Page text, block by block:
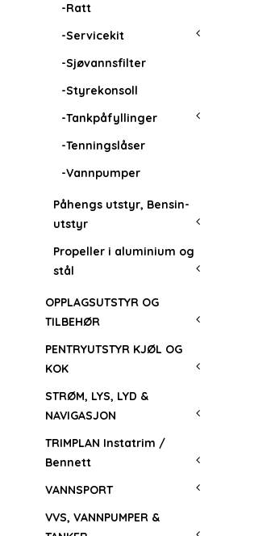
-Ratt
-Servicekit
-Sjøvannsfilter
-Styrekonsoll
-Tankpåfyllinger
-Tenningslåser
-Vannpumper
Påhengs utstyr, Bensin-
utstyr
Propeller i aluminium og
stål
OPPLAGSUTSTYR OG
TILBEHØR
PENTRYUTSTYR KJØL OG
KOK
STRØM, LYS, LYD &
NAVIGASJON
TRIMPLAN Instatrim /
Bennett
VANNSPORT
VVS, VANNPUMPER &